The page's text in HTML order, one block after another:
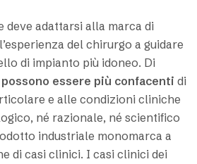
deve adattarsi alla marca di
del chirurgo a guidare
di impianto più idoneo. Di
essere più confacenti di
e alle condizioni cliniche
né razionale, né scientifico
industriale monomarca a
di casi clinici. I casi clinici dei